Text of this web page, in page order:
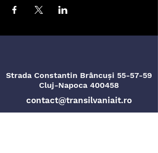
Strada Constantin Brâncuși 55-57-59
Cluj-Napoca 400458
contact@transilvaniait.ro